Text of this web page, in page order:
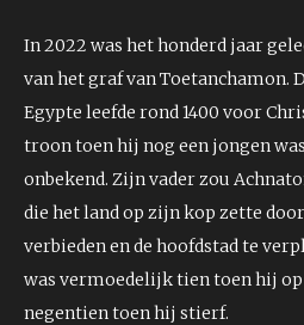
In 2022 was het honderd jaar
van het graf van Toetanchamon.
Egypte leefde rond 1400 voor
troon toen hij nog een jongen
onbekend. Zijn vader zou
die het land op zijn kop zette
verbieden en de hoofdstad te
was vermoedelijk tien toen hij
negentien toen hij stierf.